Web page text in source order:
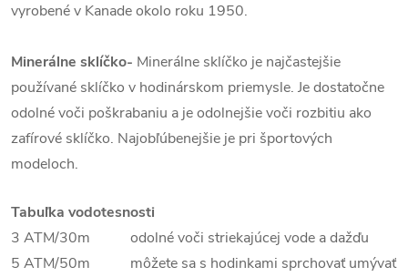
vyrobené v Kanade okolo roku 1950.
Minerálne sklíčko- Minerálne sklíčko je najčastejšie
používané sklíčko v hodinárskom priemysle. Je dostatočne
odolné voči poškrabaniu a je odolnejšie voči rozbitiu ako
zafírové sklíčko. Najobľúbenejšie je pri športových
modeloch.
Tabuľka vodotesnosti
3 ATM/30m odolné voči striekajúcej vode a dažďu
5 ATM/50m môžete sa s hodinkami sprchovať umývať